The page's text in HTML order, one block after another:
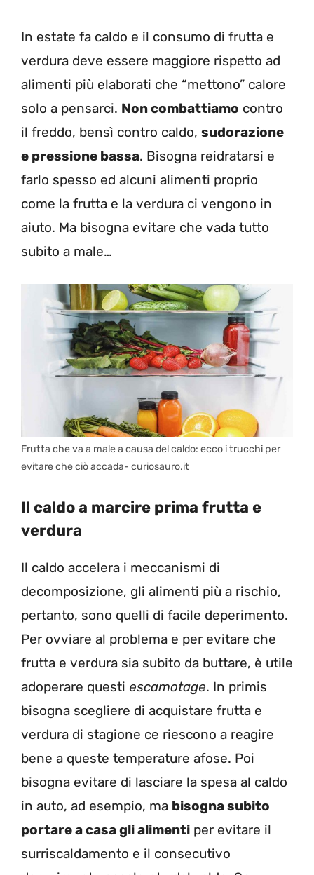
In estate fa caldo e il consumo di frutta e
verdura deve essere maggiore rispetto ad
alimenti più elaborati che “mettono” calore
solo a pensarci. Non combattiamo contro
il freddo, bensì contro caldo, sudorazione
e pressione bassa. Bisogna reidratarsi e
farlo spesso ed alcuni alimenti proprio
come la frutta e la verdura ci vengono in
aiuto. Ma bisogna evitare che vada tutto
subito a male…
Frutta che va a male a causa del caldo: ecco i trucchi per
evitare che ciò accada- curiosauro.it
Il caldo a marcire prima frutta e
verdura
Il caldo accelera i meccanismi di
decomposizione, gli alimenti più a rischio,
pertanto, sono quelli di facile deperimento.
Per ovviare al problema e per evitare che
frutta e verdura sia subito da buttare, è utile
adoperare questi escamotage. In primis
bisogna scegliere di acquistare frutta e
verdura di stagione ce riescono a reagire
bene a queste temperature afose. Poi
bisogna evitare di lasciare la spesa al caldo
in auto, ad esempio, ma bisogna subito
portare a casa gli alimenti per evitare il
surriscaldamento e il consecutivo